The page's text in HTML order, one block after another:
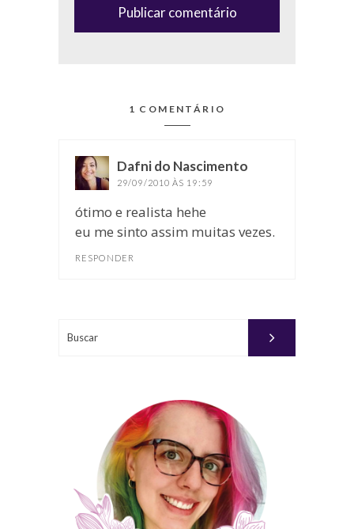
1 COMENTÁRIO
Dafni do Nascimento
29/09/2010 ÀS 19:59
ótimo e realista hehe
eu me sinto assim muitas vezes.
RESPONDER